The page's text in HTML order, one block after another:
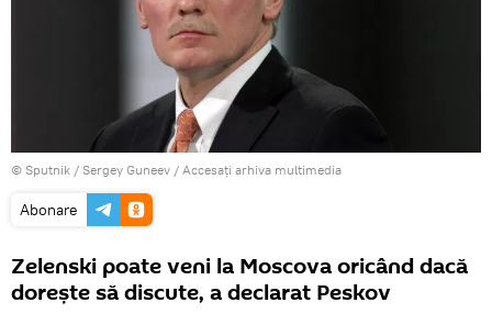
© Sputnik / Sergey Guneev / Accesați arhiva multimedia
Abonare
Zelenski poate veni la Moscova oricând dacă
dorește să discute, a declarat Peskov